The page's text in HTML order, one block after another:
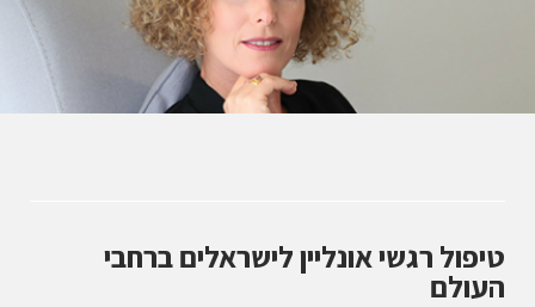
טיפול רגשי אונליין לישראלים ברחבי
העולם